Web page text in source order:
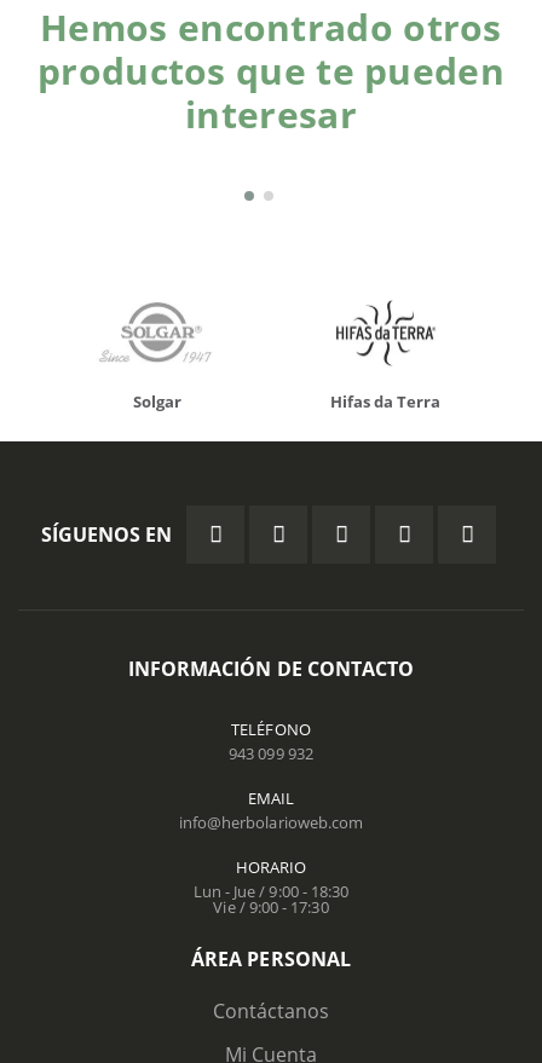
Hemos encontrado otros
productos que te pueden
interesar
Solgar Hifas da Terra
SÍGUENOS EN
INFORMACIÓN DE CONTACTO
TELÉFONO
943 099 932
EMAIL
info@herbolarioweb.com
HORARIO
Lun - Jue / 9:00 - 18:30
Vie / 9:00 - 17:30
ÁREA PERSONAL
Contáctanos
Mi Cuenta